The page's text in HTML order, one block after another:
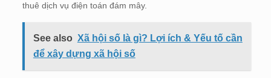
thuê dịch vụ điện toán đám mây.
See also Xã hội số là gì? Lợi ích & Yếu tố cần
để xây dựng xã hội số